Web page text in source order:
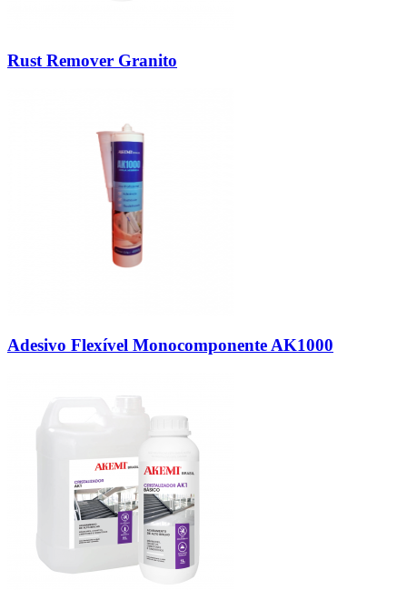
Rust Remover Granito
Adesivo Flexível Monocomponente AK1000